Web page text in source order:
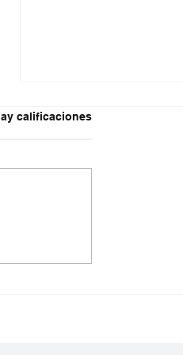
calificaciones